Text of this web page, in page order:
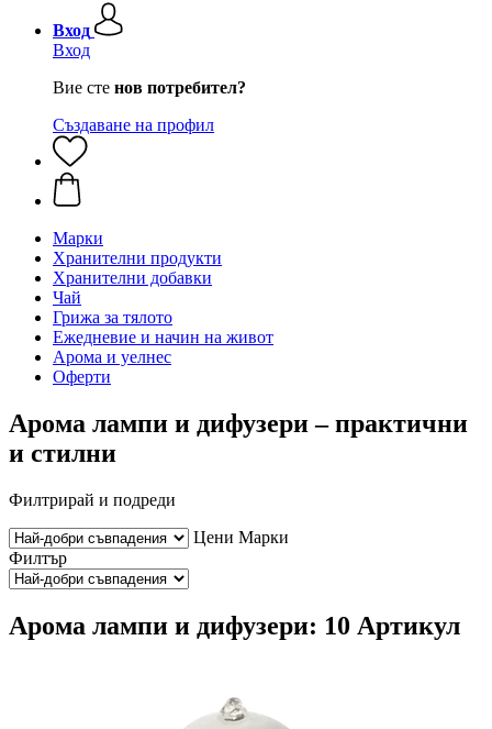
Вход
Вход
Вие сте нов потребител?
Създаване на профил
Марки
Хранителни продукти
Хранителни добавки
Чай
Грижа за тялото
Ежедневие и начин на живот
Арома и уелнес
Оферти
Арома лампи и дифузери – практични
и стилни
Филтрирай и подреди
Цени Марки
Филтър
Арома лампи и дифузери: 10 Артикул